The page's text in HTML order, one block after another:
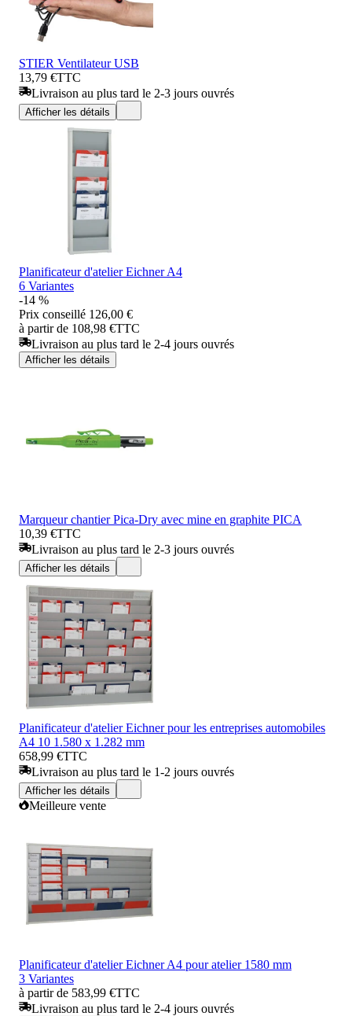
STIER Ventilateur USB
13,79 €TTC
Livraison au plus tard le 2-3 jours ouvrés
Afficher les détails
Planificateur d'atelier Eichner A4
6 Variantes
-14 %
Prix conseillé 126,00 €
à partir de 108,98 €TTC
Livraison au plus tard le 2-4 jours ouvrés
Afficher les détails
Marqueur chantier Pica-Dry avec mine en graphite PICA
10,39 €TTC
Livraison au plus tard le 2-3 jours ouvrés
Afficher les détails
Planificateur d'atelier Eichner pour les entreprises automobiles
A4 10 1.580 x 1.282 mm
658,99 €TTC
Livraison au plus tard le 1-2 jours ouvrés
Afficher les détails
Meilleure vente
Planificateur d'atelier Eichner A4 pour atelier 1580 mm
3 Variantes
à partir de 583,99 €TTC
Livraison au plus tard le 2-4 jours ouvrés